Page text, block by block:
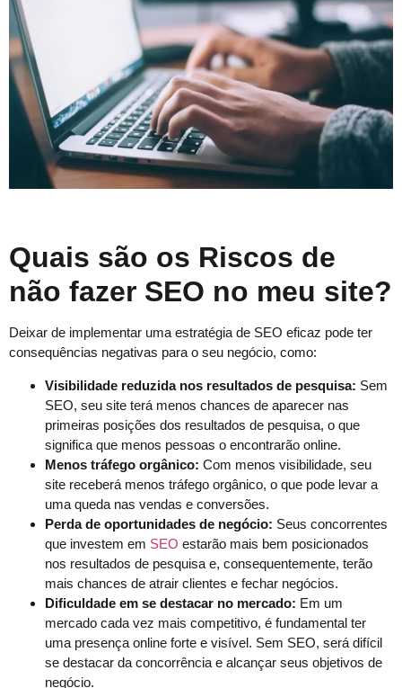
Quais são os Riscos de
não fazer SEO no meu site?
Deixar de implementar uma estratégia de SEO eficaz pode ter
consequências negativas para o seu negócio, como:
Visibilidade reduzida nos resultados de pesquisa: Sem
SEO, seu site terá menos chances de aparecer nas
primeiras posições dos resultados de pesquisa, o que
significa que menos pessoas o encontrarão online.
Menos tráfego orgânico: Com menos visibilidade, seu
site receberá menos tráfego orgânico, o que pode levar a
uma queda nas vendas e conversões.
Perda de oportunidades de negócio: Seus concorrentes
que investem em SEO estarão mais bem posicionados
nos resultados de pesquisa e, consequentemente, terão
mais chances de atrair clientes e fechar negócios.
Dificuldade em se destacar no mercado: Em um
mercado cada vez mais competitivo, é fundamental ter
uma presença online forte e visível. Sem SEO, será difícil
se destacar da concorrência e alcançar seus objetivos de
negócio.